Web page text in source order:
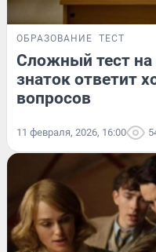
ОБРАЗОВАНИЕ ТЕСТ
Сложный тест
знаток ответит
вопросов
11 февраля, 2026, 16:00